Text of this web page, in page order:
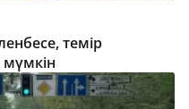
темір